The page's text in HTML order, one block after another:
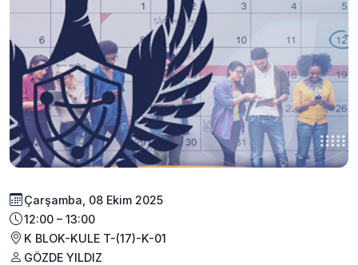
Çarşamba, 08 Ekim 2025
12:00 – 13:00
K BLOK-KULE T-(17)-K-01
GÖZDE YILDIZ